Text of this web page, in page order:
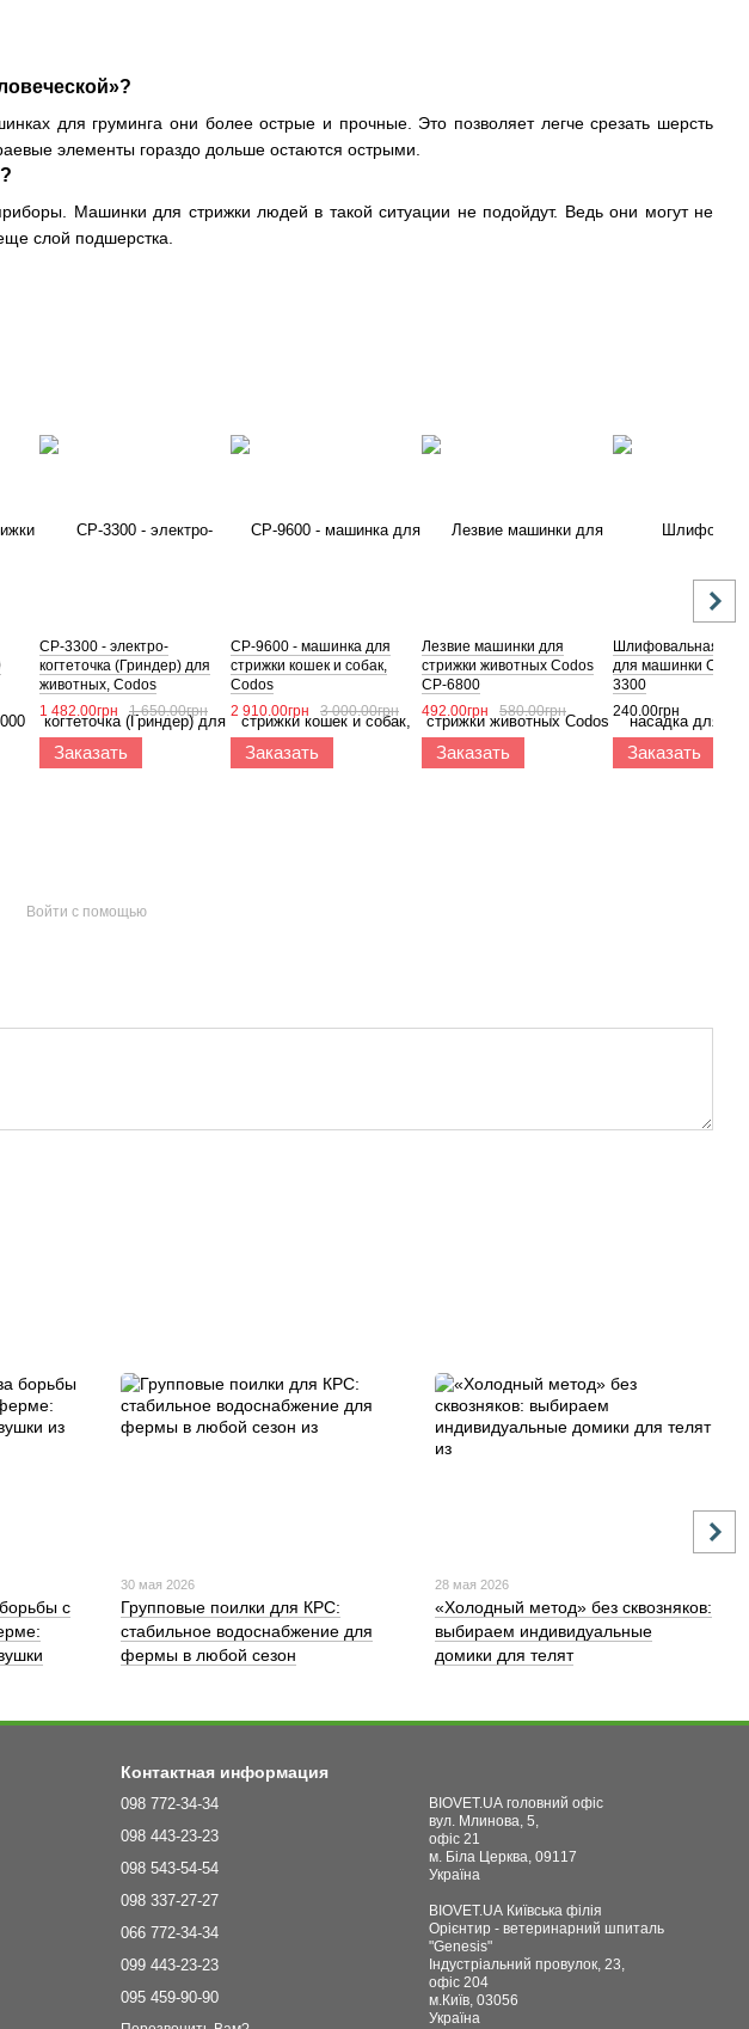
для груминга они более острые и прочные. Это позволяет легче срезать шерсть
элементы гораздо дольше остаются острыми.
Машинки для стрижки людей в такой ситуации не подойдут. Ведь они могут не
слой подшерстка.
CP-3300 - электро-
когтеточка (Гриндер) для
животных, Codos
1 482.00грн
1 650.00грн
Заказать
CP-9600 - машинка для
стрижки кошек и собак,
Codos
2 910.00грн
3 000.00грн
Заказать
Лезвие машинки для
стрижки животных Codos
CP-6800
492.00грн
580.00грн
Заказать
Шлифовальная
для машинки
3300
240.00грн
Заказать
Войти с помощью
с
30 мая 2026
Групповые поилки для КРС:
стабильное водоснабжение для
фермы в любой сезон
28 мая 2026
«Холодный метод» без сквозняков:
выбираем индивидуальные
домики для телят
Контактная информация
098 772-34-34
098 443-23-23
098 543-54-54
098 337-27-27
066 772-34-34
099 443-23-23
095 459-90-90
BIOVET.UA головний офіс
вул. Млинова, 5,
офіс 21
м. Біла Церква, 09117
Україна
BIOVET.UA Київська філія
Орієнтир - ветеринарний шпиталь
"Genesis"
Індустріальний провулок, 23,
офіс 204
м.Київ, 03056
Україна